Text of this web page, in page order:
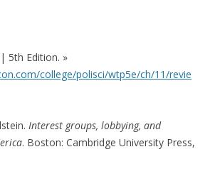
5th Edition. »
college/polisci/wtp5e/ch/11/revie
Interest groups, lobbying, and
. Boston: Cambridge University Press,